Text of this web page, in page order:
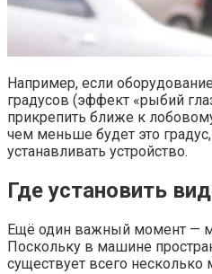
Например, если
градусов (эффект «рыбий
прикрепить ближе к
чем меньше будет это
устанавливать устройство.
Где установить
Ещё один важный момент —
Поскольку в машине
существует всего